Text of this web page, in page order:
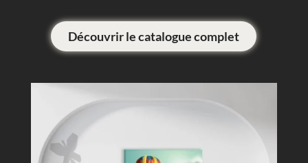
Découvrir le catalogue complet